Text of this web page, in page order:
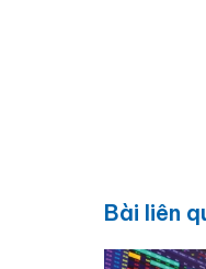
Bài liên